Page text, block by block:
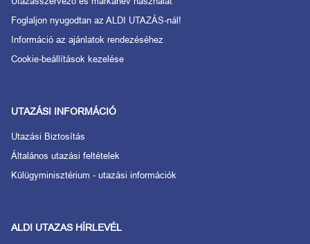
Foglaljon nyugodtan az ALDI UTAZÁS-nál!
Információ az ajánlatok rendezéséhez
Cookie-beállítások kezelése
UTAZÁSI INFORMÁCIÓ
Utazási Biztosítás
Általános utazási feltételek
Külügyminisztérium - utazási információk
ALDI UTAZAS HÍRLEVÉL